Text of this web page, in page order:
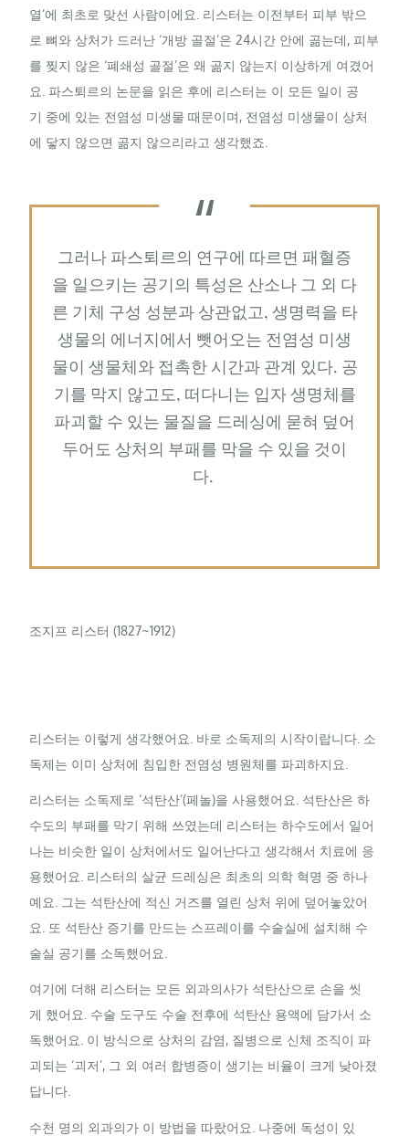
열’에 최초로 맞선 사람이에요. 리스터는 이전부터 피부 밖으
로 뼈와 상처가 드러난 ‘개방 골절’은 24시간 안에 곪는데, 피부
를 찢지 않은 ‘폐쇄성 골절’은 왜 곪지 않는지 이상하게 여겼어
요. 파스퇴르의 논문을 읽은 후에 리스터는 이 모든 일이 공
기 중에 있는 전염성 미생물 때문이며, 전염성 미생물이 상처
에 닿지 않으면 곪지 않으리라고 생각했죠.
그러나 파스퇴르의 연구에 따르면 패혈증
을 일으키는 공기의 특성은 산소나 그 외 다
른 기체 구성 성분과 상관없고, 생명력을 타
생물의 에너지에서 뺏어오는 전염성 미생
물이 생물체와 접촉한 시간과 관계 있다. 공
기를 막지 않고도, 떠다니는 입자 생명체를
파괴할 수 있는 물질을 드레싱에 묻혀 덮어
두어도 상처의 부패를 막을 수 있을 것이
다.
조지프 리스터 (1827~1912)
리스터는 이렇게 생각했어요. 바로 소독제의 시작이랍니다. 소
독제는 이미 상처에 침입한 전염성 병원체를 파괴하지요.
리스터는 소독제로 ‘석탄산’(페놀)을 사용했어요. 석탄산은 하
수도의 부패를 막기 위해 쓰였는데 리스터는 하수도에서 일어
나는 비슷한 일이 상처에서도 일어난다고 생각해서 치료에 응
용했어요. 리스터의 살균 드레싱은 최초의 의학 혁명 중 하나
예요. 그는 석탄산에 적신 거즈를 열린 상처 위에 덮어놓았어
요. 또 석탄산 증기를 만드는 스프레이를 수술실에 설치해 수
술실 공기를 소독했어요.
여기에 더해 리스터는 모든 외과의사가 석탄산으로 손을 씻
게 했어요. 수술 도구도 수술 전후에 석탄산 용액에 담가서 소
독했어요. 이 방식으로 상처의 감염, 질병으로 신체 조직이 파
괴되는 ‘괴저’, 그 외 여러 합병증이 생기는 비율이 크게 낮아졌
답니다.
수천 명의 외과의가 이 방법을 따랐어요. 나중에 독성이 있